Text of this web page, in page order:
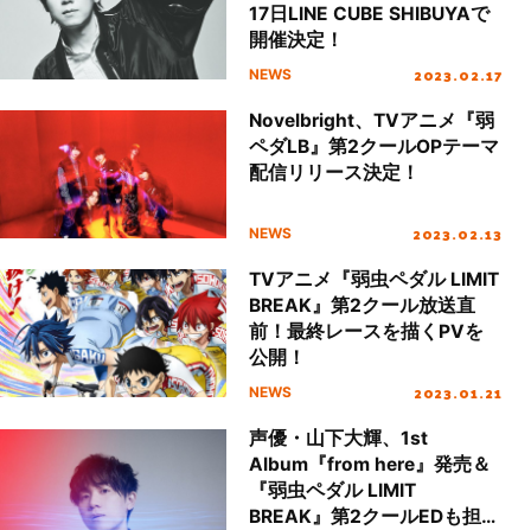
17日LINE CUBE SHIBUYAで
開催決定！
NEWS 2023.02.17
Novelbright、TVアニメ『弱
ペダLB』第2クールOPテーマ
配信リリース決定！
NEWS 2023.02.13
TVアニメ『弱虫ペダル LIMIT
BREAK』第2クール放送直
前！最終レースを描くPVを
公開！
NEWS 2023.01.21
声優・山下大輝、1st
Album『from here』発売＆
『弱虫ペダル LIMIT
BREAK』第2クールEDも担当